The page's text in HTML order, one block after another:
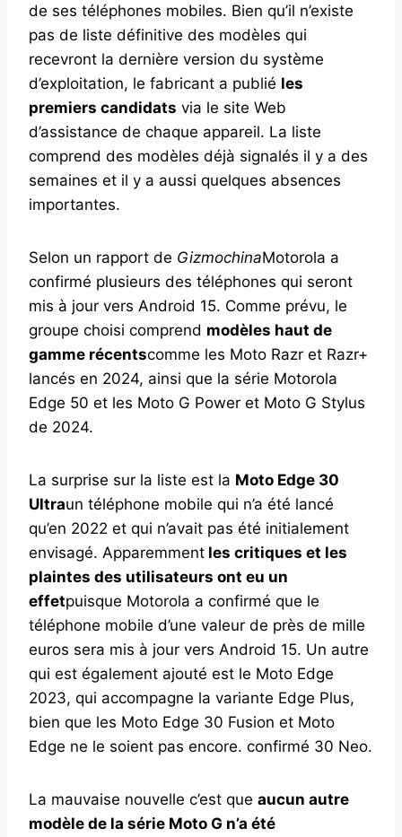
de ses téléphones mobiles. Bien qu’il n’existe
pas de liste définitive des modèles qui
recevront la dernière version du système
d’exploitation, le fabricant a publié les
premiers candidats via le site Web
d’assistance de chaque appareil. La liste
comprend des modèles déjà signalés il y a des
semaines et il y a aussi quelques absences
importantes.
Selon un rapport de GizmochinaMotorola a
confirmé plusieurs des téléphones qui seront
mis à jour vers Android 15. Comme prévu, le
groupe choisi comprend modèles haut de
gamme récentscomme les Moto Razr et Razr+
lancés en 2024, ainsi que la série Motorola
Edge 50 et les Moto G Power et Moto G Stylus
de 2024.
La surprise sur la liste est la Moto Edge 30
Ultraun téléphone mobile qui n’a été lancé
qu’en 2022 et qui n’avait pas été initialement
envisagé. Apparemment les critiques et les
plaintes des utilisateurs ont eu un
effetpuisque Motorola a confirmé que le
téléphone mobile d’une valeur de près de mille
euros sera mis à jour vers Android 15. Un autre
qui est également ajouté est le Moto Edge
2023, qui accompagne la variante Edge Plus,
bien que les Moto Edge 30 Fusion et Moto
Edge ne le soient pas encore. confirmé 30 Neo.
La mauvaise nouvelle c’est que aucun autre
modèle de la série Moto G n’a été